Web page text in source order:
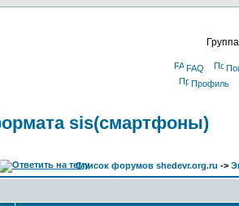
FAQ
Профиль
sis(смартфоны)
Список форумов shedevr.org.ru ->